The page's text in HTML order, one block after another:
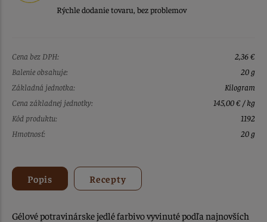
Rýchle dodanie tovaru, bez problemov
Cena bez DPH:
2,36 €
Balenie obsahuje:
20 g
Základná jednotka:
Kilogram
Cena základnej jednotky:
145,00 € / kg
Kód produktu:
1192
Hmotnosť:
20 g
Popis Recepty
Gélové potravinárske jedlé farbivo vyvinuté podľa najnovších